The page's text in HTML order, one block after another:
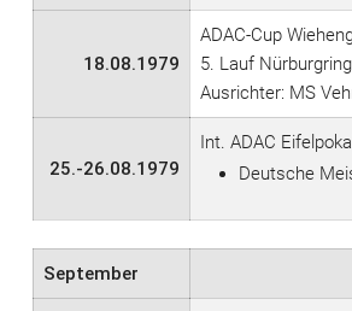
18.08.1979
ADAC-Cup
5. Lauf
Ausrichter: MS
25.-26.08.1979
Int. ADAC
Deutsche
September